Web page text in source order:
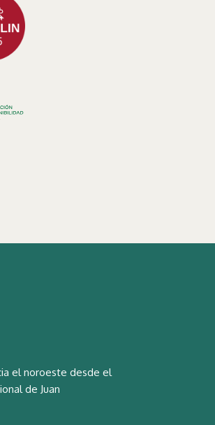
el noroeste desde el
de Juan